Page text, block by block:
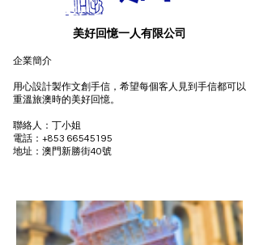
美好回憶一人有限公司
企業簡介
用心設計製作文創手信，希望每個客人見到手信都可以
重溫旅澳時的美好回憶。
聯絡人：丁小姐
​電話：+853 66545195
地址：澳門新勝街40號